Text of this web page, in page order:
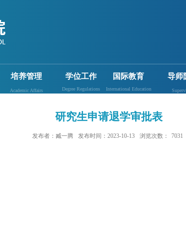
培养管理
Academic Affairs
学位工作
Degree Regulations
国际教育
International Education
导师
研究生申请退学审批表
发布者：臧一腾 发布时间：2023-10-13 浏览次数： 7031